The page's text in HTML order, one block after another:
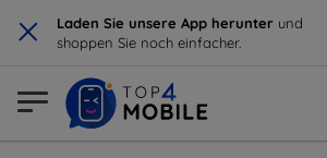
× Laden Sie unsere App herunter und
shoppen Sie noch einfacher.